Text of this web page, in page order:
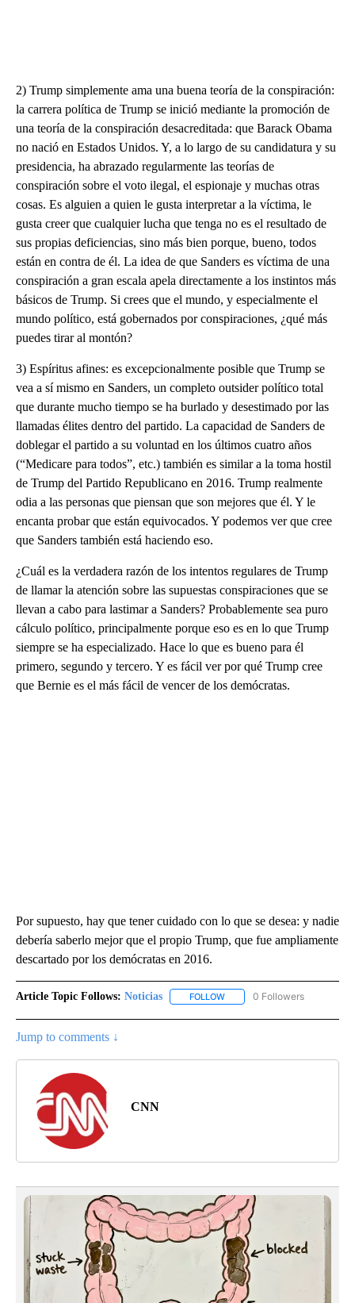
2) Trump simplemente ama una buena teoría de la conspiración:
la carrera política de Trump se inició mediante la promoción de
una teoría de la conspiración desacreditada: que Barack Obama
no nació en Estados Unidos. Y, a lo largo de su candidatura y su
presidencia, ha abrazado regularmente las teorías de
conspiración sobre el voto ilegal, el espionaje y muchas otras
cosas. Es alguien a quien le gusta interpretar a la víctima, le
gusta creer que cualquier lucha que tenga no es el resultado de
sus propias deficiencias, sino más bien porque, bueno, todos
están en contra de él. La idea de que Sanders es víctima de una
conspiración a gran escala apela directamente a los instintos más
básicos de Trump. Si crees que el mundo, y especialmente el
mundo político, está gobernados por conspiraciones, ¿qué más
puedes tirar al montón?
3) Espíritus afines: es excepcionalmente posible que Trump se
vea a sí mismo en Sanders, un completo outsider político total
que durante mucho tiempo se ha burlado y desestimado por las
llamadas élites dentro del partido. La capacidad de Sanders de
doblegar el partido a su voluntad en los últimos cuatro años
(“Medicare para todos”, etc.) también es similar a la toma hostil
de Trump del Partido Republicano en 2016. Trump realmente
odia a las personas que piensan que son mejores que él. Y le
encanta probar que están equivocados. Y podemos ver que cree
que Sanders también está haciendo eso.
¿Cuál es la verdadera razón de los intentos regulares de Trump
de llamar la atención sobre las supuestas conspiraciones que se
llevan a cabo para lastimar a Sanders? Probablemente sea puro
cálculo político, principalmente porque eso es en lo que Trump
siempre se ha especializado. Hace lo que es bueno para él
primero, segundo y tercero. Y es fácil ver por qué Trump cree
que Bernie es el más fácil de vencer de los demócratas.
Por supuesto, hay que tener cuidado con lo que se desea: y nadie
debería saberlo mejor que el propio Trump, que fue ampliamente
descartado por los demócratas en 2016.
Article Topic Follows: Noticias FOLLOW FOLLOW "NOTICIAS" TO
0 Followers
Jump to comments ↓
CNN